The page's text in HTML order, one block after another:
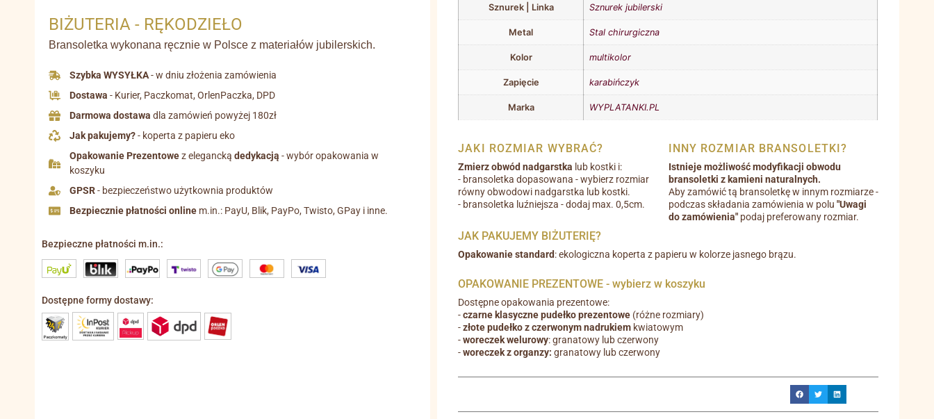
BIŻUTERIA - RĘKODZIEŁO
Bransoletka wykonana ręcznie w Polsce z materiałów jubilerskich.
Szybka WYSYŁKA- w dniu złożenia zamówienia
Dostawa - Kurier, Paczkomat, OrlenPaczka, DPD
Darmowa dostawa dla zamówień powyżej 180zł
Jak pakujemy?- koperta z papieru eko
Opakowanie Prezentowez eleganckądedykacją - wybór opakowania w
koszyku
GPSR- bezpieczeństwo użytkownia produktów
Bezpiecznie płatności online m.in.: PayU, Blik, PayPo, Twisto, GPay i inne.
Bezpieczne płatności m.in.:
Dostępne formy dostawy:
Sznurek | Linka Sznurek jubilerski
Metal Stal chirurgiczna
Kolor multikolor
Zapięcie karabińczyk
Marka WYPLATANKI.PL
JAKI ROZMIAR WYBRAĆ?
Zmierz obwód nadgarstka lub kostki i:
- bransoletka dopasowana - wybierz rozmiar
równy obwodowi nadgarstka lub kostki.
- bransoletka luźniejsza - dodaj max. 0,5cm.
INNY ROZMIAR BRANSOLETKI?
Istnieje możliwość modyfikacji obwodu
bransoletki z kamieni naturalnych.
Aby zamówić tą bransoletkę w innym rozmiarze -
podczas składania zamówienia w polu "Uwagi
do zamówienia"podaj preferowany rozmiar.
JAK PAKUJEMY BIŻUTERIĘ?
Opakowanie standard: ekologiczna koperta z papieru w kolorze jasnego brązu.
OPAKOWANIE PREZENTOWE - wybierz w koszyku
Dostępne opakowania prezentowe:
-czarne klasyczne pudełko prezentowe (różne rozmiary)
-złote pudełko z czerwonym nadrukiem kwiatowym
-woreczek welurowy: granatowy lub czerwony
-woreczek z organzy: granatowy lub czerwony